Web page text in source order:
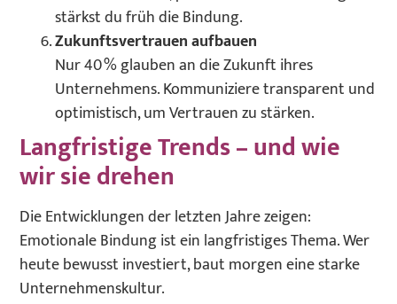
stärkst du früh die Bindung.
Zukunftsvertrauen aufbauen
Nur 40 % glauben an die Zukunft ihres
Unternehmens. Kommuniziere transparent und
optimistisch, um Vertrauen zu stärken.
Langfristige Trends – und wie
wir sie drehen
Die Entwicklungen der letzten Jahre zeigen:
Emotionale Bindung ist ein langfristiges Thema. Wer
heute bewusst investiert, baut morgen eine starke
Unternehmenskultur.